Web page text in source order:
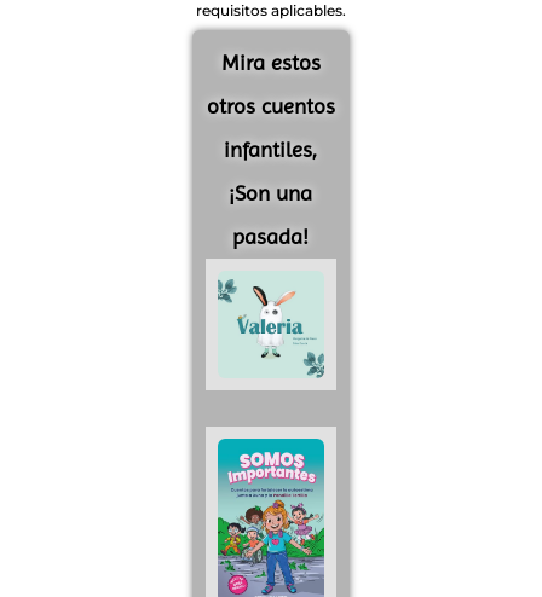
requisitos aplicables.
Mira estos
otros cuentos
infantiles,
¡Son una
pasada!